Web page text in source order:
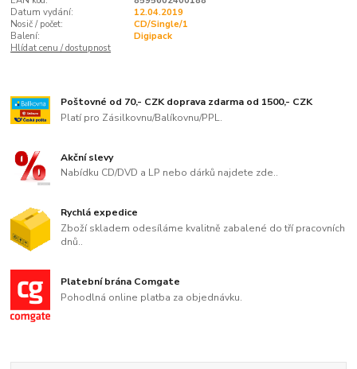
Datum vydání:
12.04.2019
Nosič / počet:
CD/Single/1
Balení:
Digipack
Hlídat cenu / dostupnost
Poštovné od 70,- CZK doprava zdarma od 1500,- CZK
Platí pro Zásilkovnu/Balíkovnu/PPL.
Akční slevy
Nabídku CD/DVD a LP nebo dárků najdete zde..
Rychlá expedice
Zboží skladem odesíláme kvalitně zabalené do tří pracovních
dnů..
Platební brána Comgate
Pohodlná online platba za objednávku.